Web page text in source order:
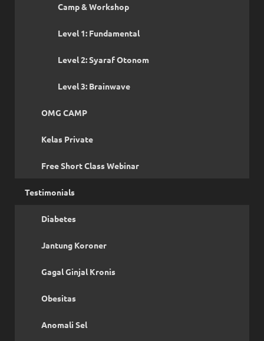
Camp & Workshop
Level 1: Fundamental
Level 2: Syaraf Otonom
Level 3: Brainwave
OMG CAMP
Kelas Private
Free Short Class Webinar
Testimonials
Diabetes
Jantung Koroner
Gagal Ginjal Kronis
Obesitas
Anomali Sel